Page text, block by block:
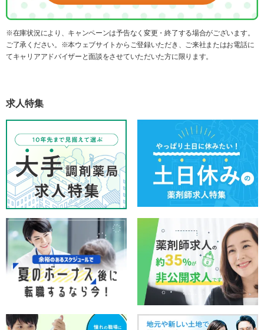
※在庫状況により、キャンペーンは予告なく変更・終了する場合がございます。
ご了承ください。※本ウェブサイトからご登録いただき、ご来社またはお電話に
てキャリアアドバイザーと面談をさせていただいた方に限ります。
求人特集